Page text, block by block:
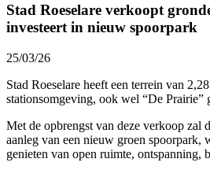
Stad Roeselare verkoopt
investeert in nieuw spoorpark
25/03/26
Stad Roeselare heeft een terrein van
stationsomgeving, ook wel “De Prairie”
Met de opbrengst van deze verkoop zal
aanleg van een nieuw groen spoorpark,
genieten van open ruimte, ontspanning,